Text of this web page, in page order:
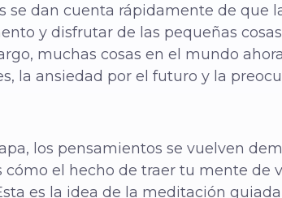
se dan cuenta rápidamente de que
y disfrutar de las pequeñas
muchas cosas en el mundo
la ansiedad por el futuro y la
los pensamientos se vuelven
el hecho de traer tu mente de
es la idea de la meditación